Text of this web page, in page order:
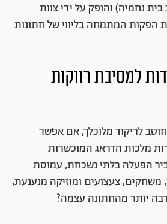
נחמיה) והופק על ידי צוות
הפקות המתמחה בליווי של חתונות
למסיבת רווקות
לריקוד מלוכלך, אם אפשר
מלכות הדראג המוכשרות
הפעלה בלתי נשכחת, עמוסת
משחקים, צעצועים ומוזיקה מנענעת,
יותר מהחתונה עצמה?